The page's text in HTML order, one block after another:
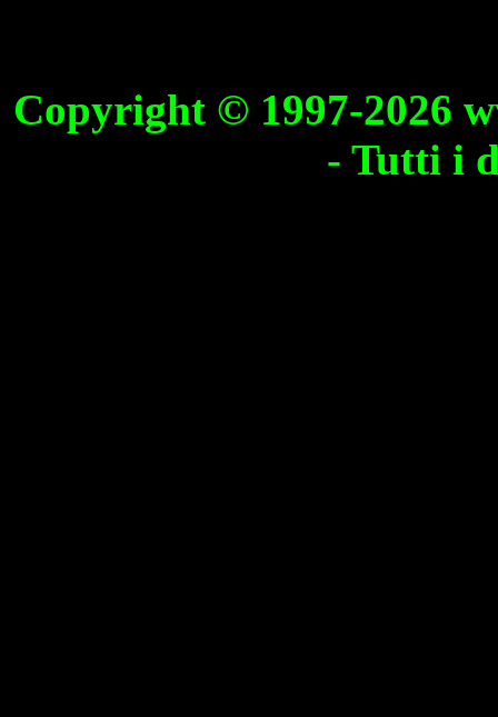
Copyright © 1997-2026
- Tutti i